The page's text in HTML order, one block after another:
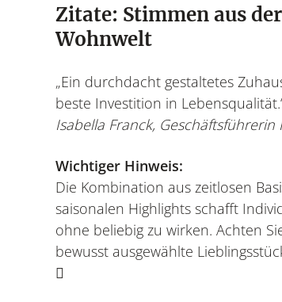
Zitate: Stimmen aus der
Wohnwelt
„Ein durchdacht gestaltetes
beste Investition in
Isabella Franck, Geschäftsführerin
Wichtiger Hinweis:
Die Kombination aus zeitlosen
saisonalen Highlights schafft
ohne beliebig zu wirken. Achten
bewusst ausgewählte